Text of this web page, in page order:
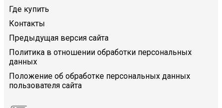
Где купить
Контакты
Предыдущая версия сайта
Политика в отношении обработки персональных
данных
Положение об обработке персональных данных
пользователя сайта